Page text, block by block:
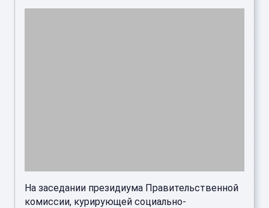
На заседании президиума Правительственной
комиссии, курирующей социально-